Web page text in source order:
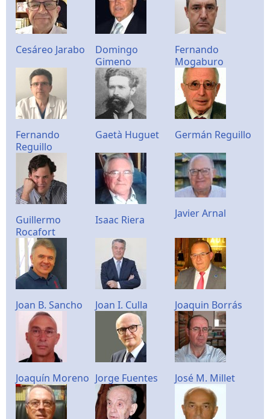
Cesáreo Jarabo
Domingo
Gimeno
Fernando
Mogaburo
Fernando
Reguillo
Gaetà Huguet Germán Reguillo
Guillermo
Rocafort
Isaac Riera Javier Arnal
Joan B. Sancho Joan I. Culla Joaquin Borrás
Joaquín Moreno Jorge Fuentes José M. Millet